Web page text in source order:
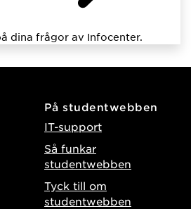
dina frågor av Infocenter.
På studentwebben
IT-support
Så funkar
studentwebben
Tyck till om
studentwebben